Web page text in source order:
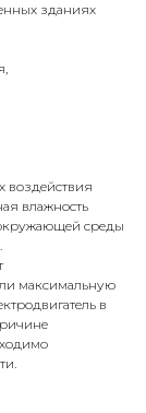
зданиях
воздействия
влажность
среды
максимальную
в